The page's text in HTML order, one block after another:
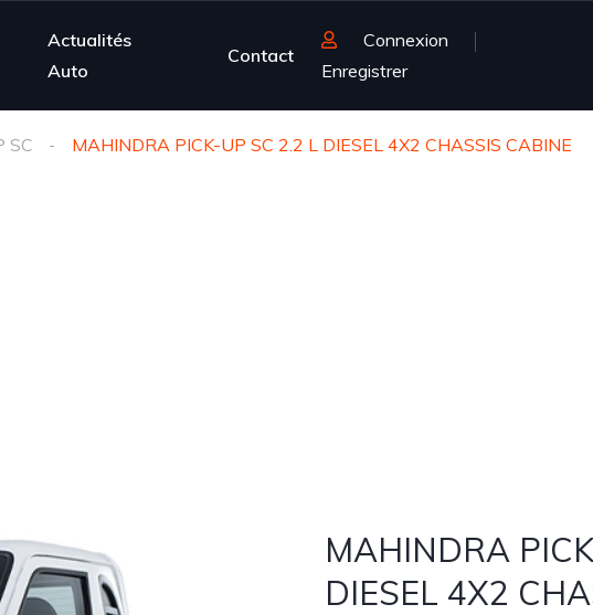
Actualités
Auto
Contact
Connexion
Enregistrer
SC MAHINDRA PICK-UP SC 2.2 L DIESEL 4X2 CHASSIS CABINE
MAHINDRA
DIESEL 4X2